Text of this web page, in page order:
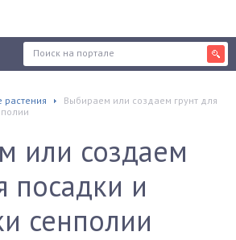
растения
Выбираем или создаем грунт для
или создаем
посадки и
сенполии